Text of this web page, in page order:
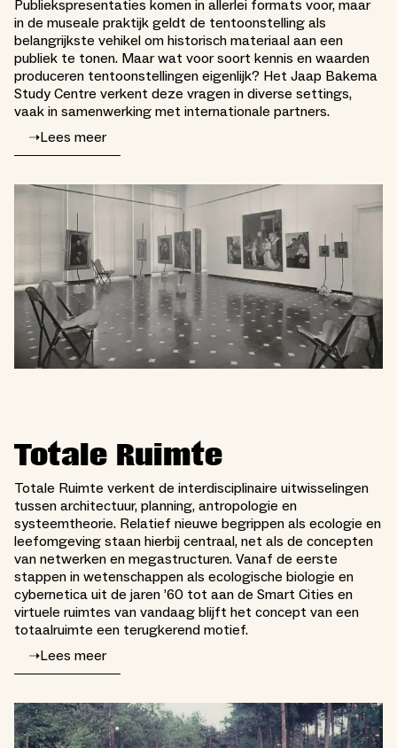
Publiekspresentaties komen in allerlei formats voor, maar
in de museale praktijk geldt de tentoonstelling als
belangrijkste vehikel om historisch materiaal aan een
publiek te tonen. Maar wat voor soort kennis en waarden
produceren tentoonstellingen eigenlijk? Het Jaap Bakema
Study Centre verkent deze vragen in diverse settings,
vaak in samenwerking met internationale partners.
➝Lees meer
Totale Ruimte
Totale Ruimte verkent de interdisciplinaire uitwisselingen
tussen architectuur, planning, antropologie en
systeemtheorie. Relatief nieuwe begrippen als ecologie en
leefomgeving staan hierbij centraal, net als de concepten
van netwerken en megastructuren. Vanaf de eerste
stappen in wetenschappen als ecologische biologie en
cybernetica uit de jaren ’60 tot aan de Smart Cities en
virtuele ruimtes van vandaag blijft het concept van een
totaalruimte een terugkerend motief.
➝Lees meer